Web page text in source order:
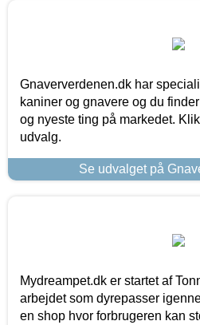
Gnaververdenen.dk har
kaniner og gnavere og du
og nyeste ting på markedet.
udvalg.
Se udvalget på
Mydreampet.dk er startet af
arbejdet som dyrepasser
en shop hvor forbrugeren kan